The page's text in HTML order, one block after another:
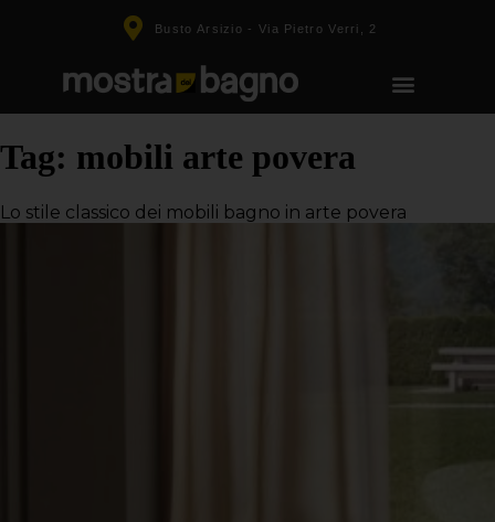
Busto Arsizio - Via Pietro Verri, 2
Tag: mobili arte povera
Lo stile classico dei mobili bagno in arte povera